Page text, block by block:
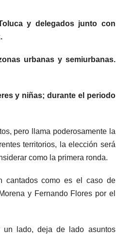
y delegados junto con
urbanas y semiurbanas.
y niñas; durante el periodo
pero llama poderosamente la
territorios, la elección será
como la primera ronda.
cantados como es el caso de
y Fernando Flores por el
lado, deja de lado asuntos